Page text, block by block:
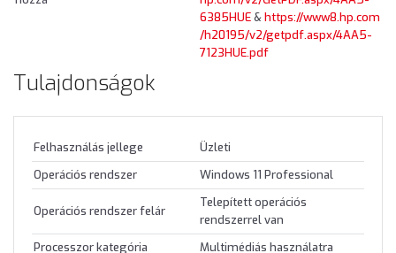
6385HUE&https://www8.hp.com
/h20195/v2/getpdf.aspx/4AA5-
7123HUE.pdf
Tulajdonságok
Felhasználás jellege
Üzleti
Operációs rendszer
Windows 11 Professional
Operációs rendszer felár
Telepített operációs
rendszerrel van
Processzor kategória
Multimédiás használatra